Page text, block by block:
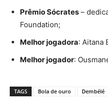
Prêmio Sócrates –
Foundation;
Melhor jogadora: Aitana
Melhor jogador:
TAGS Bola de ouro Dembélé